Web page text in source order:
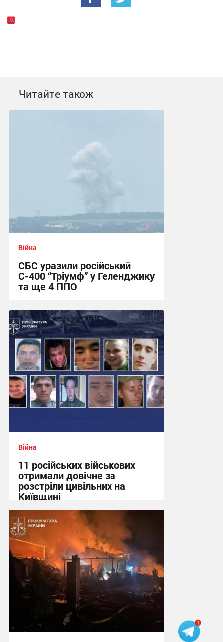
Читайте також
Війна
СБС уразили російський
С-400 “Тріумф” у Геленджику
та ще 4 ППО
12:11 сьогодні
Війна
11 російських військових
отримали довічне за
розстріли цивільних на
Київщині
23:09 вчора